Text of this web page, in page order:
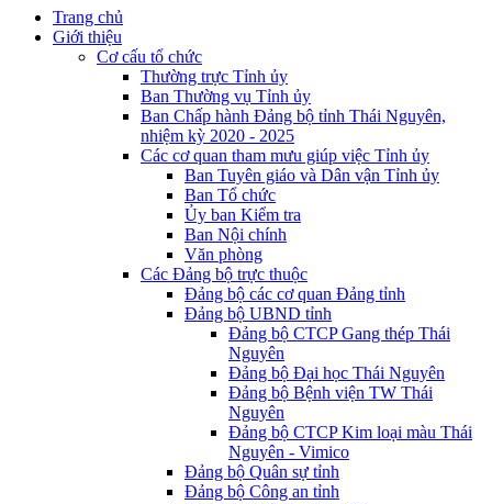
Trang chủ
Giới thiệu
Cơ cấu tổ chức
Thường trực Tỉnh ủy
Ban Thường vụ Tỉnh ủy
Ban Chấp hành Đảng bộ tỉnh Thái Nguyên,
nhiệm kỳ 2020 - 2025
Các cơ quan tham mưu giúp việc Tỉnh ủy
Ban Tuyên giáo và Dân vận Tỉnh ủy
Ban Tổ chức
Ủy ban Kiểm tra
Ban Nội chính
Văn phòng
Các Đảng bộ trực thuộc
Đảng bộ các cơ quan Đảng tỉnh
Đảng bộ UBND tỉnh
Đảng bộ CTCP Gang thép Thái
Nguyên
Đảng bộ Đại học Thái Nguyên
Đảng bộ Bệnh viện TW Thái
Nguyên
Đảng bộ CTCP Kim loại màu Thái
Nguyên - Vimico
Đảng bộ Quân sự tỉnh
Đảng bộ Công an tỉnh